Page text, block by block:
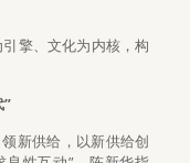
擎、文化为内核，构
新供给，以新供给创